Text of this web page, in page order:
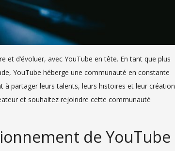
et d’évoluer, avec YouTube en tête. En tant que plus
YouTube héberge une communauté en constante
à partager leurs talents, leurs histoires et leur création
et souhaitez rejoindre cette communauté
de YouTube